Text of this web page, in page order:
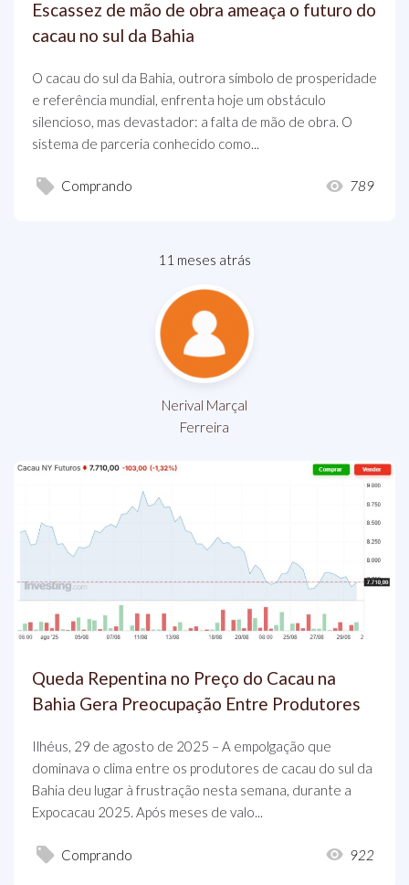
Escassez de mão de obra ameaça o futuro do
cacau no sul da Bahia
O cacau do sul da Bahia, outrora símbolo de prosperidade
e referência mundial, enfrenta hoje um obstáculo
silencioso, mas devastador: a falta de mão de obra. O
sistema de parceria conhecido como...
Comprando 789
11 meses atrás
Nerival Marçal
Ferreira
Queda Repentina no Preço do Cacau na
Bahia Gera Preocupação Entre Produtores
Ilhéus, 29 de agosto de 2025 – A empolgação que
dominava o clima entre os produtores de cacau do sul da
Bahia deu lugar à frustração nesta semana, durante a
Expocacau 2025. Após meses de valo...
Comprando 922